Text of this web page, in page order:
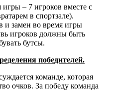
– 7 игроков вместе с
в спортзале).
и замен во время игры
игроков должны быть
бутсы.
победителей.
команде, которая
очков. За победу команда